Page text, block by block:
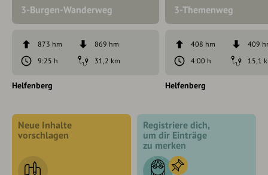
3-Burgen-Wanderweg
873 hm
869 hm
9:25 h
31,2 km
Helfenberg
3-Themenweg
408 hm
409
4:00 h
15,1
Helfenberg
Neue Inhalte
vorschlagen
Registriere dich,
um dir Einträge
zu merken